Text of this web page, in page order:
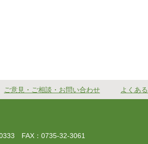
ご意見・ご相談・お問い合わせ よくあ
FAX：0735-32-3061